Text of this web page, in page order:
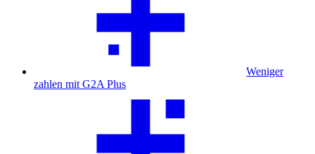
Weniger
zahlen mit G2A Plus